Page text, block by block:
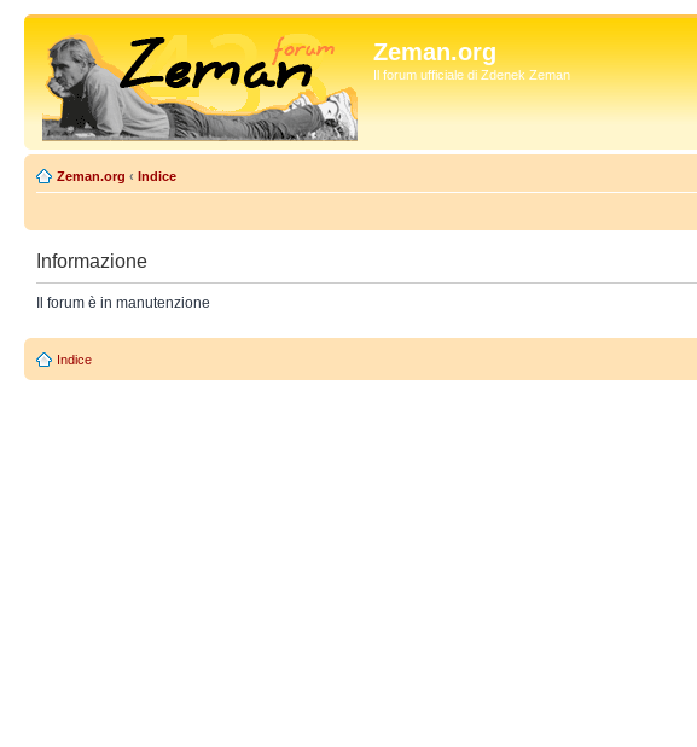
Zeman.org
Il forum ufficiale di Zdenek Zeman
Zeman.org ‹ Indice
Informazione
Il forum è in manutenzione
Indice